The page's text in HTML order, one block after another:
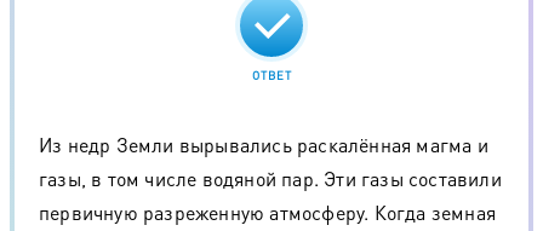
ОТВЕТ
Из недр Земли вырывались раскалённая магма и
газы, в том числе водяной пар. Эти газы составили
первичную разреженную атмосферу. Когда земная